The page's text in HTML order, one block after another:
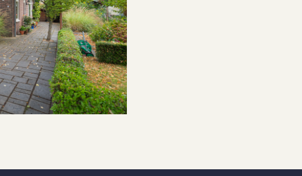
ketel
ketel
kabel, glasvezel kabel
garage
parkeren, parkeervergunningen